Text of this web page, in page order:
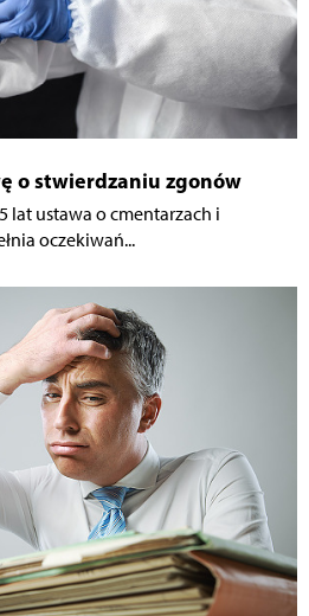
o stwierdzaniu zgonów
lat ustawa o cmentarzach i
oczekiwań...